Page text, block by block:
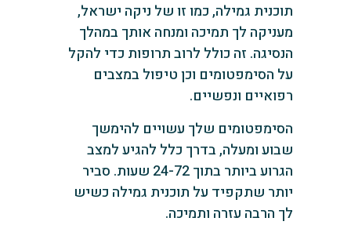
תוכנית גמילה, כמו זו של ניקה ישראל,
מעניקה לך תמיכה ומנחה אותך במהלך
הנסיגה. זה כולל לרוב תרופות כדי להקל
על הסימפטומים וכן טיפול במצבים
רפואיים ונפשיים.
הסימפטומים שלך עשויים להימשך
שבוע ומעלה, בדרך כלל להגיע למצב
הגרוע ביותר בתוך 24-72 שעות. סביר
יותר שתקפיד על תוכנית גמילה כשיש
לך הרבה עזרה ותמיכה.